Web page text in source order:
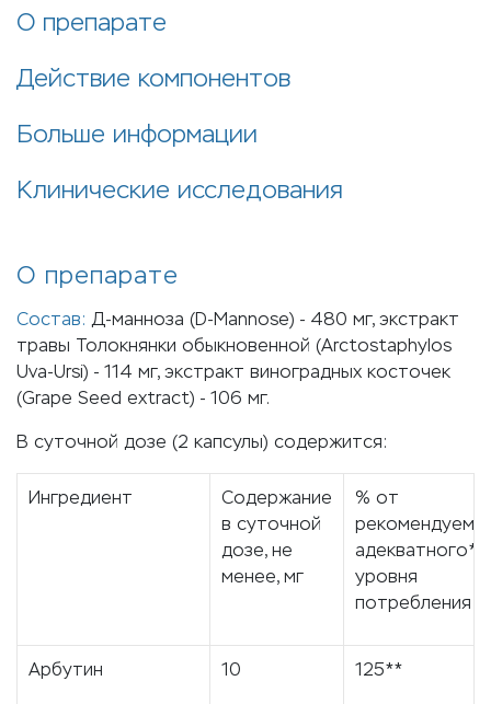
О препарате
Действие компонентов
Больше информации
Клинические исследования
О препарате
Состав: Д-манноза (D-Mannose) - 480 мг, экстракт
травы Толокнянки обыкновенной (Arctostaphylos
Uva-Ursi) - 114 мг, экстракт виноградных косточек
(Grape Seed extract) - 106 мг.
В суточной дозе (2 капсулы) содержится:
Ингредиент
Содержание
в суточной
дозе, не
менее, мг
% от
адекватного**
уровня
потребления
Арбутин 10 125**